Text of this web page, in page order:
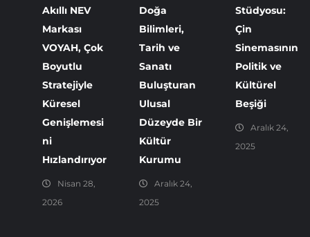
Akıllı NEV
Markası
VOYAH, Çok
Boyutlu
Stratejiyle
Küresel
Genişlemesi
ni
Hızlandırıyor
Nisan 28,
2026
Doğa
Bilimleri,
Tarih ve
Sanatı
Buluşturan
Ulusal
Düzeyde Bir
Kültür
Kurumu
Aralık 24,
2025
Stüdyosu:
Çin
Sinemasının
Politik ve
Kültürel
Beşiği
Aralık 24,
2025